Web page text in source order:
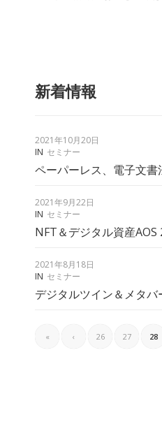
新着情報
2021年10月20日
IN セミナー
ペーパーレス、電子文
2021年9月22日
IN セミナー
NFT＆デジタル資産
2021年8月18日
IN セミナー
デジタルツイン＆メタ
« ‹ 26 27 28